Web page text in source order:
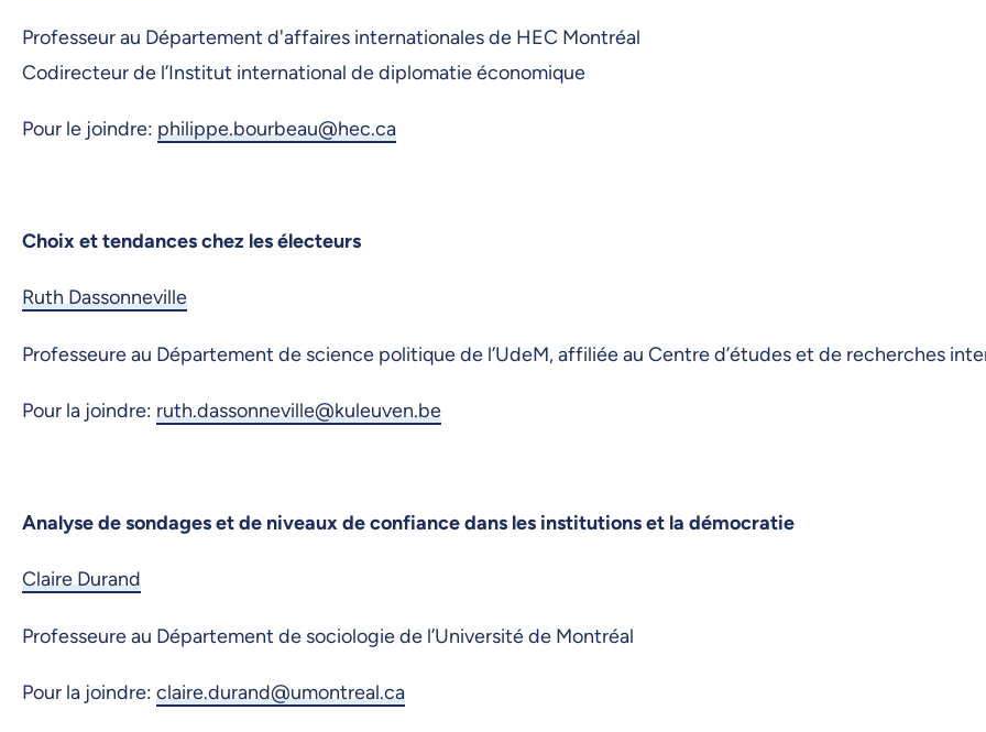
Professeur au Département d'affaires internationales de HEC Montréal
Codirecteur de l’Institut international de diplomatie économique
Pour le joindre: philippe.bourbeau@hec.ca
Choix et tendances chez les électeurs
Ruth Dassonneville
Professeure au Département de science politique de l’UdeM, affiliée au Centre d’études et de recherches
Pour la joindre: ruth.dassonneville@kuleuven.be
Analyse de sondages et de niveaux de confiance dans les institutions et la démocratie
Claire Durand
Professeure au Département de sociologie de l’Université de Montréal
Pour la joindre: claire.durand@umontreal.ca